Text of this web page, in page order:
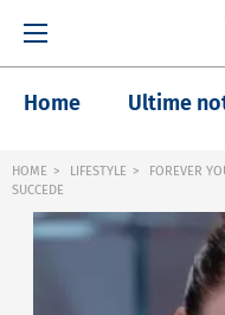
Home Ultime
HOME LIFESTYLE
FOREVER
SUCCEDE